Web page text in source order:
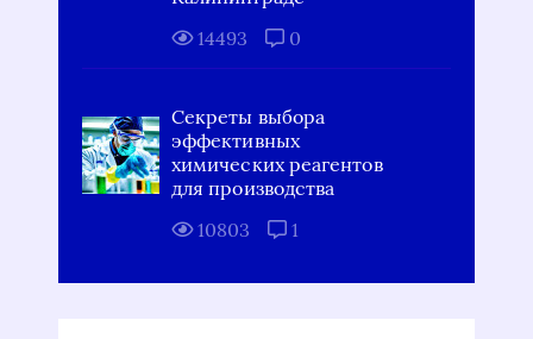
14493
0
Секреты выбора
эффективных
химических реагентов
для производства
10803
1